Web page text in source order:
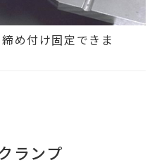
め付け固定できま
ランプ